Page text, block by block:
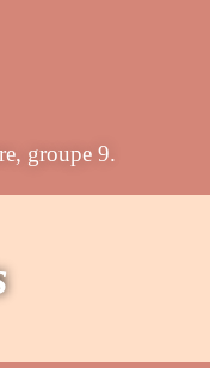
groupe 9.